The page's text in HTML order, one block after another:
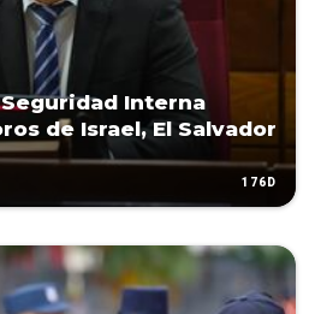
Interna
de Israel, El Salvador
176D